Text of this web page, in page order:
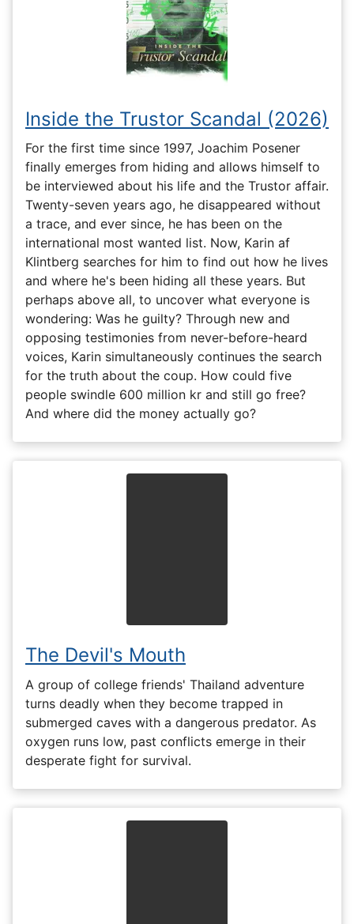
Inside the Trustor Scandal (2026)
For the first time since 1997, Joachim Posener
finally emerges from hiding and allows himself to
be interviewed about his life and the Trustor affair.
Twenty-seven years ago, he disappeared without
a trace, and ever since, he has been on the
international most wanted list. Now, Karin af
Klintberg searches for him to find out how he lives
and where he's been hiding all these years. But
perhaps above all, to uncover what everyone is
wondering: Was he guilty? Through new and
opposing testimonies from never-before-heard
voices, Karin simultaneously continues the search
for the truth about the coup. How could five
people swindle 600 million kr and still go free?
And where did the money actually go?
The Devil's Mouth
A group of college friends' Thailand adventure
turns deadly when they become trapped in
submerged caves with a dangerous predator. As
oxygen runs low, past conflicts emerge in their
desperate fight for survival.